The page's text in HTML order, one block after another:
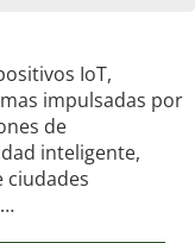
IoT,
impulsadas por
de
inteligente,
ciudades